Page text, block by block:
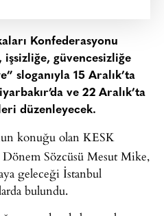
Konfederasyonu
işsizliğe, güvencesizliğe
sloganıyla 15 Aralık’ta
ve 22 Aralık’ta
düzenleyecek.
konuğu olan KESK
Sözcüsü Mesut Mike,
geleceği İstanbul
bulundu.